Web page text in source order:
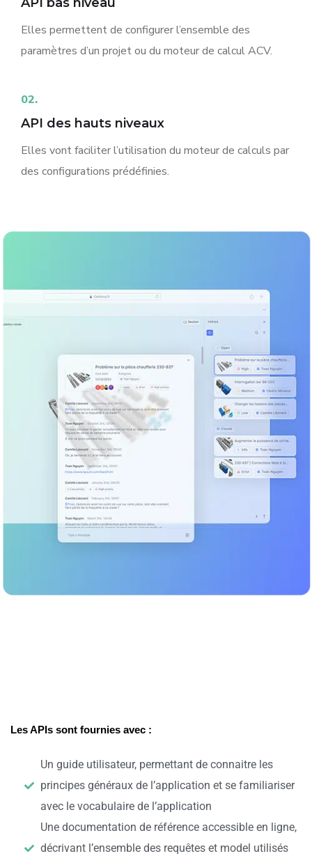
Elles permettent de configurer l’ensemble des
paramètres d’un projet ou du moteur de calcul ACV.
02.
API des hauts niveaux
Elles vont faciliter l’utilisation du moteur de calculs par
des configurations prédéfinies.
Les APIs sont fournies avec :
Un guide utilisateur, permettant de connaitre les
principes généraux de l’application et se familiariser
avec le vocabulaire de l’application
Une documentation de référence accessible en ligne,
décrivant l’ensemble des requêtes et model utilisés